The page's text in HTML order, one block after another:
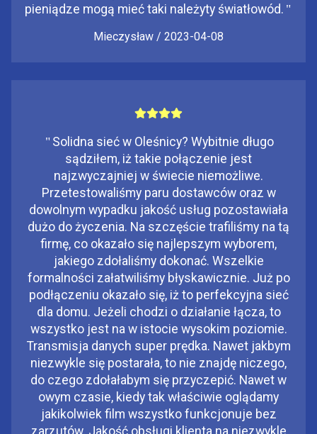
pieniądze mogą mieć taki należyty światłowód. "
Mieczysław / 2023-04-08
" Solidna sieć w Oleśnicy? Wybitnie długo
sądziłem, iż takie połączenie jest
najzwyczajniej w świecie niemożliwe.
Przetestowaliśmy paru dostawców oraz w
dowolnym wypadku jakość usług pozostawiała
dużo do życzenia. Na szczęście trafiliśmy na tą
firmę, co okazało się najlepszym wyborem,
jakiego zdołaliśmy dokonać. Wszelkie
formalności załatwiliśmy błyskawicznie. Już po
podłączeniu okazało się, iż to perfekcyjna sieć
dla domu. Jeżeli chodzi o działanie łącza, to
wszystko jest na w istocie wysokim poziomie.
Transmisja danych super prędka. Nawet jakbym
niezwykle się postarała, to nie znajdę niczego,
do czego zdołałabym się przyczepić. Nawet w
owym czasie, kiedy tak właściwie oglądamy
jakikolwiek film wszystko funkcjonuje bez
zarzutów. Jakość obsługi klienta na niezwykle